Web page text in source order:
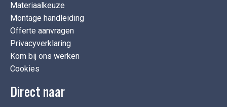
Materiaalkeuze
Montage handleiding
Offerte aanvragen
Privacyverklaring
Kom bij ons werken
Cookies
Direct naar